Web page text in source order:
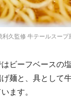
利久監修 牛テールスー
ビーフベースの
麺と、具として
ます。